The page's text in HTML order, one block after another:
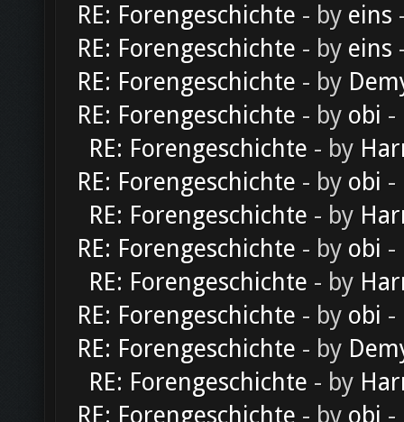
RE: Forengeschichte - by eins
RE: Forengeschichte - by eins
RE: Forengeschichte - by
RE: Forengeschichte - by obi -
RE: Forengeschichte - by
RE: Forengeschichte - by obi -
RE: Forengeschichte - by
RE: Forengeschichte - by obi -
RE: Forengeschichte - by
RE: Forengeschichte - by obi -
RE: Forengeschichte - by
RE: Forengeschichte - by
RE: Forengeschichte - by obi -